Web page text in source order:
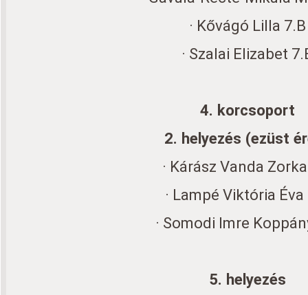
· Kővágó Lilla 7.B
· Szalai Elizabet
4. korcsoport
2. helyezés (ezüst
· Kárász Vanda
· Lampé Viktória Éva
· Somodi Imre
5. helyezés